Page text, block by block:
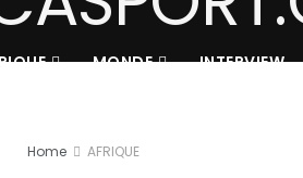
MONDE INTERVIEW
Home AFRIQUE